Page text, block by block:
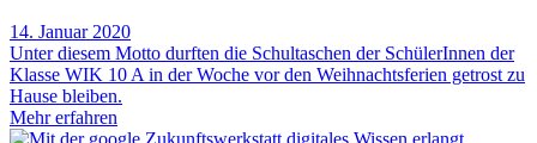
14. Januar 2020
Unter diesem Motto durften die Schultaschen der SchülerInnen der
Klasse WIK 10 A in der Woche vor den Weihnachtsferien getrost zu
Hause bleiben.
Mehr erfahren